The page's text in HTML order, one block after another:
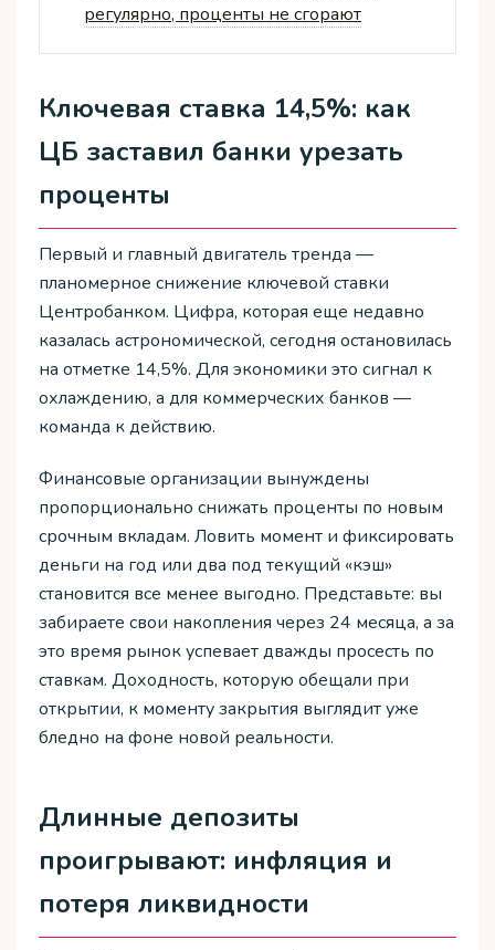
регулярно, проценты не сгорают
Ключевая ставка 14,5%: как
ЦБ заставил банки урезать
проценты
Первый и главный двигатель тренда —
планомерное снижение ключевой ставки
Центробанком. Цифра, которая еще недавно
казалась астрономической, сегодня остановилась
на отметке 14,5%. Для экономики это сигнал к
охлаждению, а для коммерческих банков —
команда к действию.
Финансовые организации вынуждены
пропорционально снижать проценты по новым
срочным вкладам. Ловить момент и фиксировать
деньги на год или два под текущий «кэш»
становится все менее выгодно. Представьте: вы
забираете свои накопления через 24 месяца, а за
это время рынок успевает дважды просесть по
ставкам. Доходность, которую обещали при
открытии, к моменту закрытия выглядит уже
бледно на фоне новой реальности.
Длинные депозиты
проигрывают: инфляция и
потеря ликвидности